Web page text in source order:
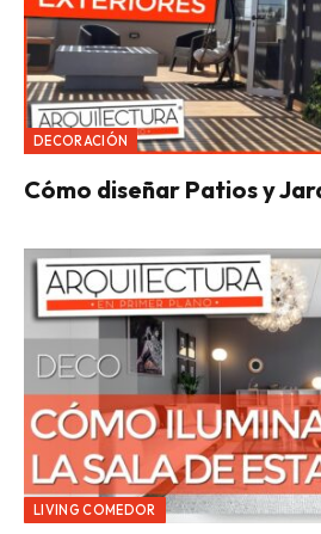
DECORACIÓN
Cómo diseñar Patios y
LIVING COMEDOR